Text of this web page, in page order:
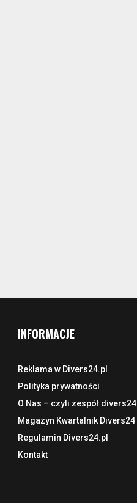
INFORMACJE
Reklama w Divers24.pl
Polityka prywatności
O Nas – czyli zespół divers24
Magazyn Kwartalnik Divers24
Regulamin Divers24.pl
Kontakt